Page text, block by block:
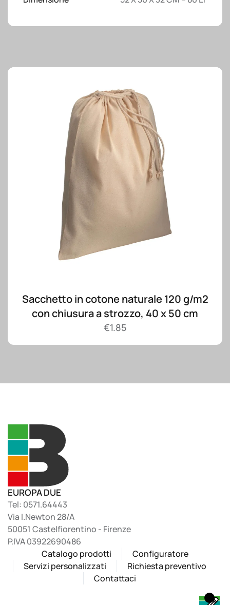
quantità
Sacchetto in cotone naturale 120 g/m2
con chiusura a strozzo, 40 x 50 cm
€1.85
EUROPA DUE
Tel: 0571.64443
Via I.Newton 28/A
50051 Castelfiorentino - Firenze
P.IVA 03922690486
Catalogo prodotti
Configuratore
Servizi personalizzati
Richiesta preventivo
Contattaci